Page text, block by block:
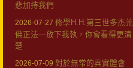
悲加持我們
2026-07-27 修學H.H.第三世多杰羌
佛正法—放下我執，你會看得更清
楚
2026-07-09 對於無常的真實體會